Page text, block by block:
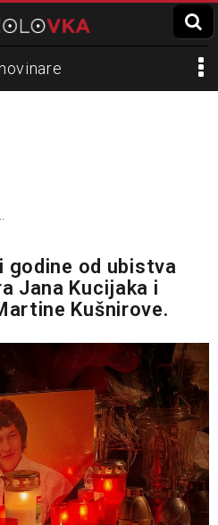
godine od ubistva
Jana Kucijaka i
Kušnirove.